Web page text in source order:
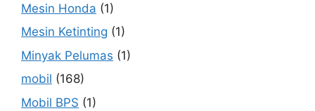
Mesin Honda (1)
Mesin Ketinting (1)
Minyak Pelumas (1)
mobil (168)
Mobil BPS (1)